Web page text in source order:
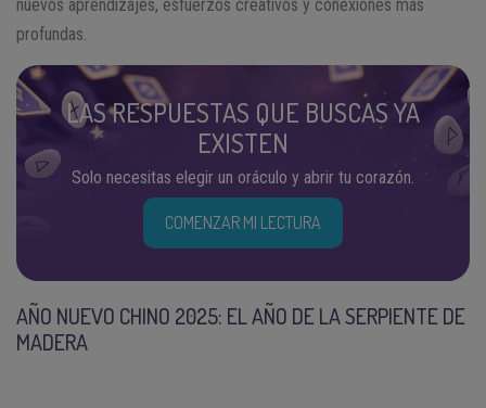
nuevos aprendizajes, esfuerzos creativos y conexiones más
profundas.
LAS RESPUESTAS QUE BUSCAS YA
EXISTEN
Solo necesitas elegir un oráculo y abrir tu corazón.
COMENZAR MI LECTURA
AÑO NUEVO CHINO 2025: EL AÑO DE LA SERPIENTE DE
MADERA